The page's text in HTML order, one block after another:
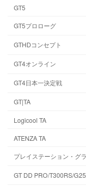
GT5
GT5プロローグ
GTHDコンセプト
GT4オンライン
GT4日本一決定戦
GT|TA
Logicool TA
ATENZA TA
プレイステーション・グ
GT DD PRO/T300RS/